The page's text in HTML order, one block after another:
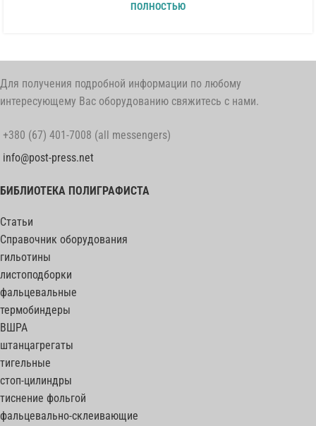
ПОЛНОСТЬЮ
Для получения подробной информации по любому
интересующему Вас оборудованию свяжитесь с нами.
+380 (67) 401-7008 (all messengers)
info@post-press.net
БИБЛИОТЕКА ПОЛИГРАФИСТА
Статьи
Справочник оборудования
гильотины
листоподборки
фальцевальные
термобиндеры
ВШРА
штанцагрегаты
тигельные
стоп-цилиндры
тиснение фольгой
фальцевально-склеивающие